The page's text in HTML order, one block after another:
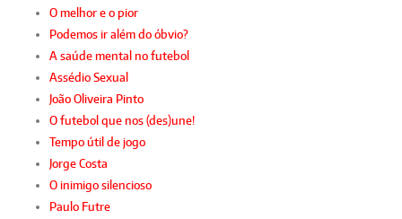
O melhor e o pior
Podemos ir além do óbvio?
A saúde mental no futebol
Assédio Sexual
João Oliveira Pinto
O futebol que nos (des)une!
Tempo útil de jogo
Jorge Costa
O inimigo silencioso
Paulo Futre